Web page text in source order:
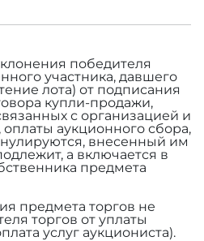
победителя
участника, давшего
лота) от подписания
купли-продажи,
с организацией и
аукционного сбора,
внесенный им
а включается в
предмета
предмета торгов не
торгов от уплаты
услуг аукциониста).